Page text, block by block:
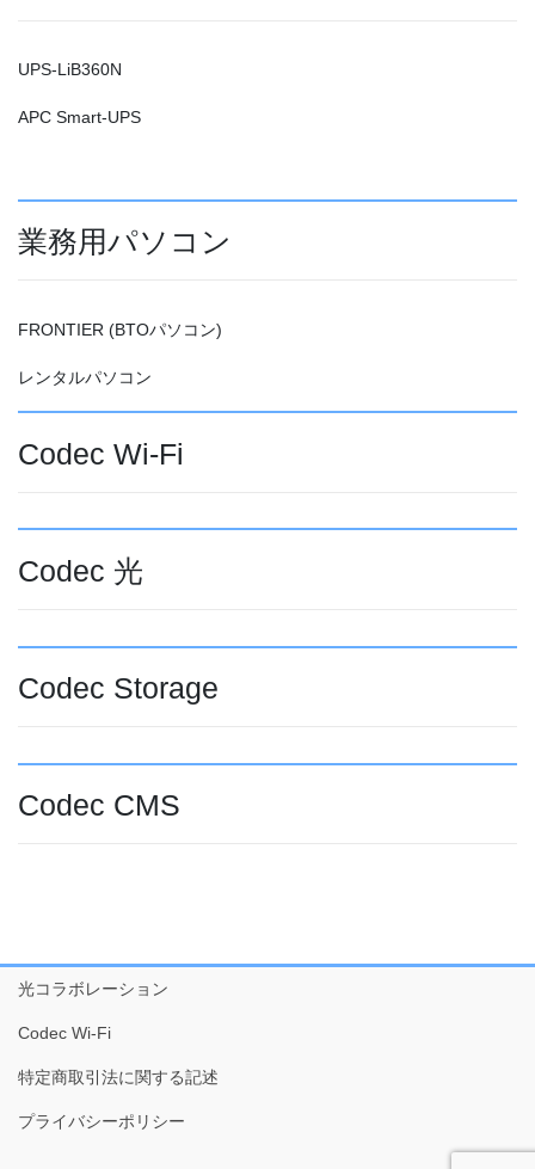
UPS-LiB360N
APC Smart-UPS
業務用パソコン
FRONTIER (BTOパソコン)
レンタルパソコン
Codec Wi-Fi
Codec 光
Codec Storage
Codec CMS
光コラボレーション
Codec Wi-Fi
特定商取引法に関する記述
プライバシーポリシー